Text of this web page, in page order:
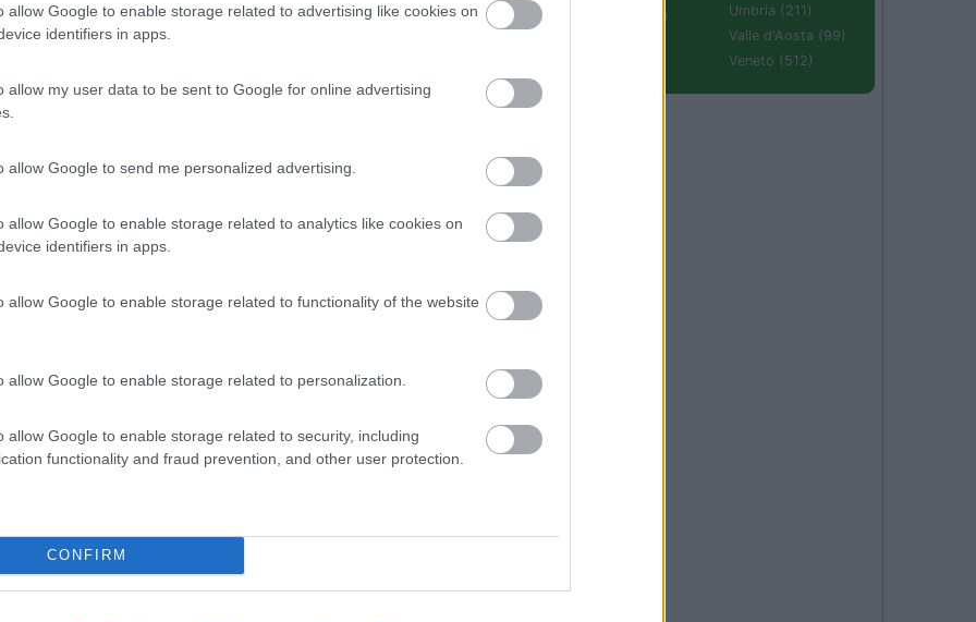
allow Google to enable storage related to advertising like cookies on
identifiers in apps.
allow my user data to be sent to Google for online advertising
allow Google to send me personalized advertising.
allow Google to enable storage related to analytics like cookies on
identifiers in apps.
allow Google to enable storage related to functionality of the website
allow Google to enable storage related to personalization.
allow Google to enable storage related to security, including
functionality and fraud prevention, and other user protection.
CONFIRM
No ombra. Pista ciclabile fino al centro di Girona.
e pulita.
Sardegna (336)
Umbria (211)
Valle d'Aosta (99)
Veneto (512)